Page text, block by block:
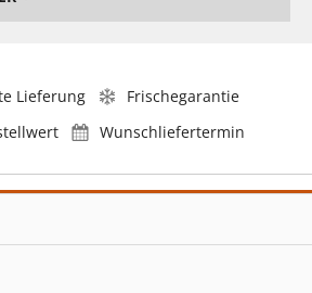
Lieferung
Frischegarantie
Wunschliefertermin